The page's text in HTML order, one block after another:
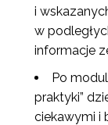
i
w
informacje
Po
praktyki”
ciekawymi i